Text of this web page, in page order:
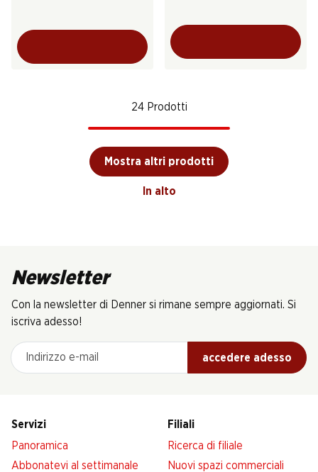
24 Prodotti
Mostra altri prodotti
In alto
Newsletter
Con la newsletter di Denner si rimane sempre aggiornati. Si
iscriva adesso!
Indirizzo e-mail
accedere adesso
Servizi
Panoramica
Abbonatevi al settimanale
Filiali
Ricerca di filiale
Nuovi spazi commerciali